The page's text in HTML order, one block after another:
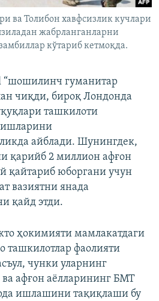
ва Толибон хавфсизлик кучлари
жабрланганларни
кўтариб кетмоқда.
“шошилинч гуманитар
чиқди, бироқ Лондонда
ташкилоти
ишларини
айблади. Шунингдек,
қарийб 2 миллион афғон
қайтариб юборгани учун
вазиятни янада
қайд этди.
ҳокимияти мамлакатдаги
ташкилотлар фаолияти
чунки уларнинг
ва афғон аёлларининг БМТ
ишлашини тақиқлаши бу